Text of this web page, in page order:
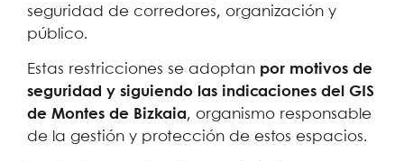
seguridad de corredores, organización y
público.
Estas restricciones se adoptan por motivos de
seguridad y siguiendo las indicaciones del GIS
de Montes de Bizkaia, organismo responsable
de la gestión y protección de estos espacios.